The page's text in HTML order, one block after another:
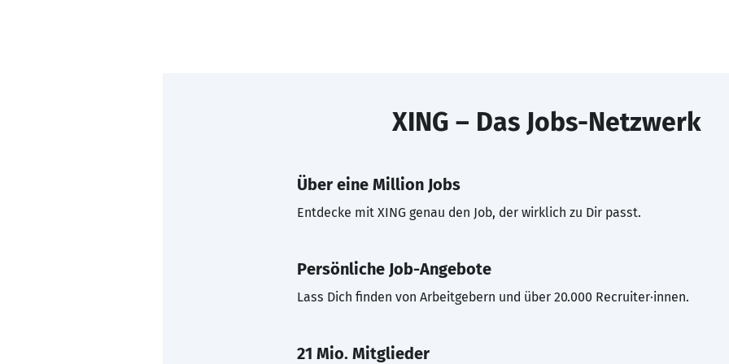
XING – Das Jobs-Netzwerk
Über eine Million Jobs
Entdecke mit XING genau den Job, der wirklich zu Dir passt.
Persönliche Job-Angebote
Lass Dich finden von Arbeitgebern und über 20.000 Recruiter·innen.
21 Mio. Mitglieder